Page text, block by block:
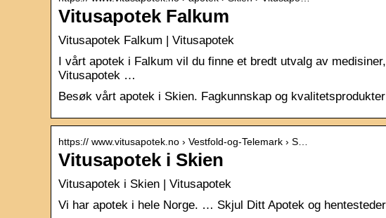
Vitusapotek Falkum
Vitusapotek Falkum | Vitusapotek
I vårt apotek i Falkum vil du finne et bredt utvalg av
Vitusapotek …
Besøk vårt apotek i Skien. Fagkunnskap og
https:// www.vitusapotek.no › Vestfold-og-Telemark › S…
Vitusapotek i Skien
Vitusapotek i Skien | Vitusapotek
Vi har apotek i hele Norge. … Skjul Ditt Apotek og